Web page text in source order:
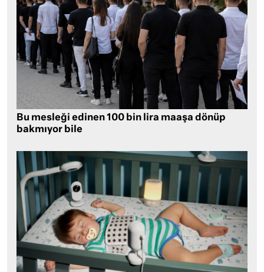
Bu mesleği edinen 100 bin lira maaşa dönüp
bakmıyor bile